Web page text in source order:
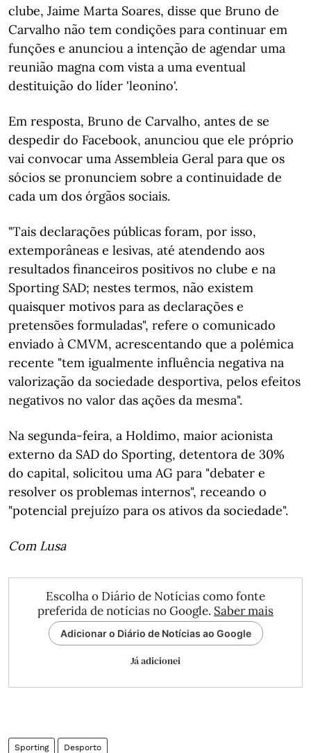
clube, Jaime Marta Soares, disse que Bruno de
Carvalho não tem condições para continuar em
funções e anunciou a intenção de agendar uma
reunião magna com vista a uma eventual
destituição do líder 'leonino'.
Em resposta, Bruno de Carvalho, antes de se
despedir do Facebook, anunciou que ele próprio
vai convocar uma Assembleia Geral para que os
sócios se pronunciem sobre a continuidade de
cada um dos órgãos sociais.
"Tais declarações públicas foram, por isso,
extemporâneas e lesivas, até atendendo aos
resultados financeiros positivos no clube e na
Sporting SAD; nestes termos, não existem
quaisquer motivos para as declarações e
pretensões formuladas", refere o comunicado
enviado à CMVM, acrescentando que a polémica
recente "tem igualmente influência negativa na
valorização da sociedade desportiva, pelos efeitos
negativos no valor das ações da mesma".
Na segunda-feira, a Holdimo, maior acionista
externo da SAD do Sporting, detentora de 30%
do capital, solicitou uma AG para "debater e
resolver os problemas internos", receando o
"potencial prejuízo para os ativos da sociedade".
Com Lusa
Escolha o Diário de Notícias como fonte
preferida de notícias no Google. Saber mais
Adicionar o Diário de Notícias ao Google
Já adicionei
Sporting Desporto